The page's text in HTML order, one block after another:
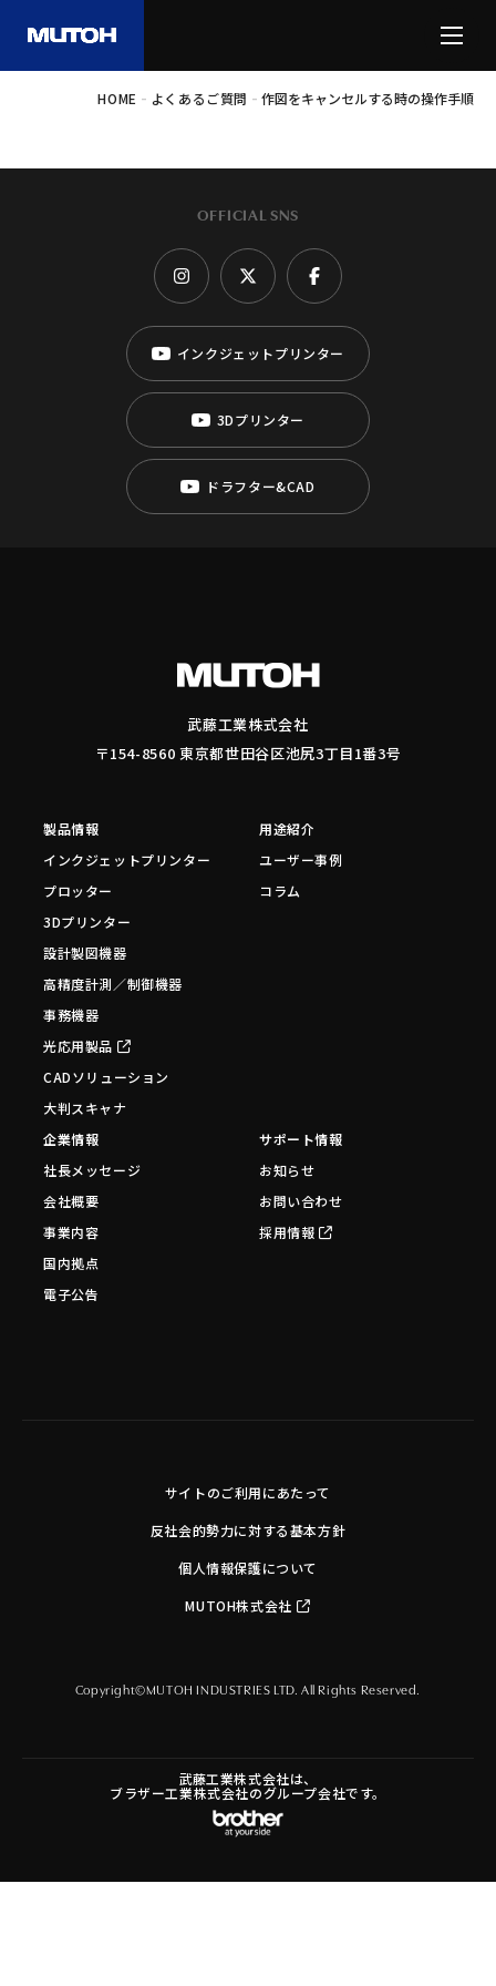
HOME - よくあるご質問 - 作図をキャンセルする時の操作手順
OFFICIAL SNS
インクジェットプリンター
3Dプリンター
ドラフター&CAD
武藤工業株式会社
〒154-8560 東京都世田谷区池尻3丁目1番3号
製品情報
インクジェットプリンター
プロッター
3Dプリンター
設計製図機器
高精度計測／制御機器
事務機器
光応用製品
CADソリューション
大判スキャナ
用途紹介
ユーザー事例
コラム
企業情報
社長メッセージ
会社概要
事業内容
国内拠点
電子公告
サポート情報
お知らせ
お問い合わせ
採用情報
サイトのご利用にあたって
反社会的勢力に対する基本方針
個人情報保護について
MUTOH株式会社
Copyright©MUTOH INDUSTRIES LTD. All Rights Reserved.
武藤工業株式会社は、
ブラザー工業株式会社のグループ会社です。